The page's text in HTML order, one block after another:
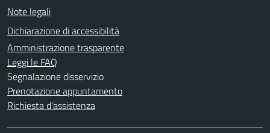
Note legali
Dichiarazione di accessibilità
Amministrazione trasparente
Leggi le FAQ
Segnalazione disservizio
Prenotazione appuntamento
Richiesta d'assistenza